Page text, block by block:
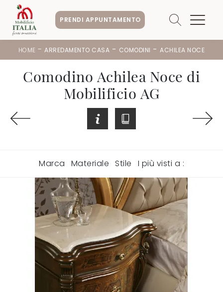
PRENDI APPUNTAMENTO
HOME -ARREDAMENTO CASA - COMODINI -ACHILEA NOCE
Comodino Achilea Noce di
Mobilificio AG
Marca Materiale Stile I più visti a :